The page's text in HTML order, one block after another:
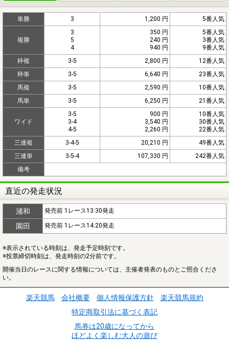
単勝 3 1,200 円 5番人気
複勝
3
5
4
350 円
240 円
940 円
5番人気
3番人気
9番人気
枠複
3-5 2,800 円
12番人気
枠単
3-5 6,640 円
23番人気
馬複
3-5 2,590 円
10番人気
馬単
3-5 6,250 円 21番人気
ワイド
3-5
3-4
4-5
900 円
3,540 円
2,260 円
10番人気
30番人気
22番人気
三連複
3-4-5 20,210 円
49番人気
三連単
3-5-4 107,330 円
242番人気
備考
直近の発走状況
浦和 発売前 1レース13:30発走
園田 発売前 1レース14:20発走
※表示されている時刻は、発走予定時刻です。
※投票締切時刻は、発走時刻の2分前です。
開催当日のレースに関する情報については、主催者発表のものとご照合くださ
い。
楽天競馬 会社概要 個人情報保護方針
楽天競馬規約
特定商取引法に基づく表記
馬券は20歳になってから
ほどよく楽しむ大人の遊び